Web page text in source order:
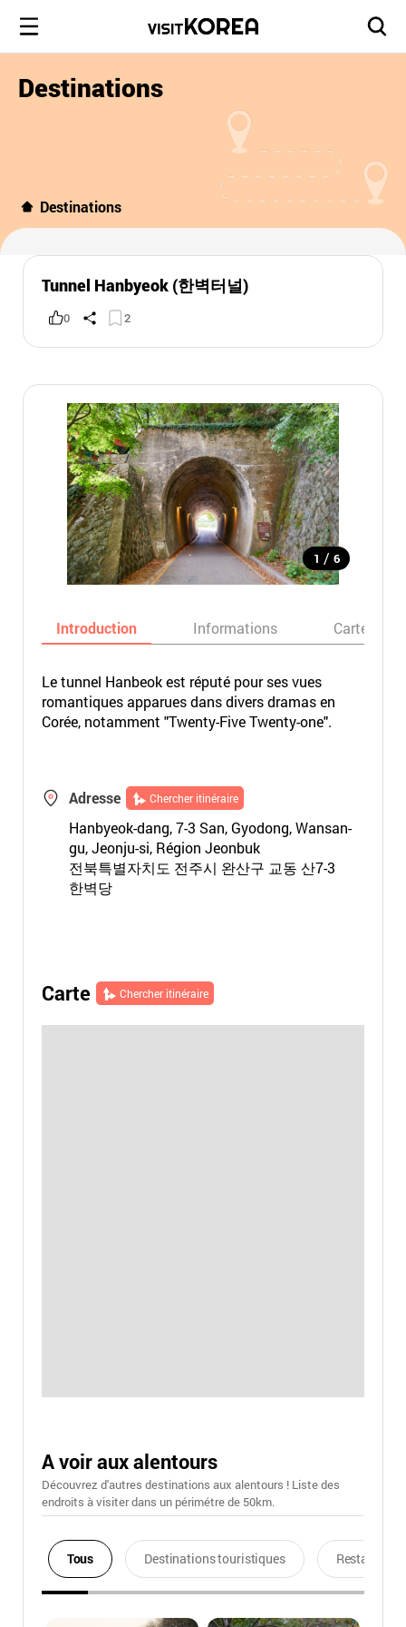
Destinations
Destinations
Tunnel Hanbyeok (한벽터널)
0 2
1 / 6
Introduction Informations Carte
Le tunnel Hanbeok est réputé pour ses vues
romantiques apparues dans divers dramas en
Corée, notamment "Twenty-Five Twenty-one".
Adresse Chercher itinéraire
Hanbyeok-dang, 7-3 San, Gyodong, Wansan-
gu, Jeonju-si, Région Jeonbuk
전북특별자치도 전주시 완산구 교동 산7-3
한벽당
Carte Chercher itinéraire
A voir aux alentours
Découvrez d'autres destinations aux alentours ! Liste des
endroits à visiter dans un périmétre de 50km.
Tous Destinations touristiques Restaurants